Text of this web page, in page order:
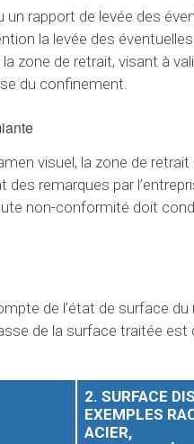
rapport de levée des
la levée des
zone de retrait, visant à
du confinement.
visuel, la zone de
remarques par
non-conformité doit
de l’état de surface
de la surface traitée est
2. SURFACE
EXEMPLES
ACIER,